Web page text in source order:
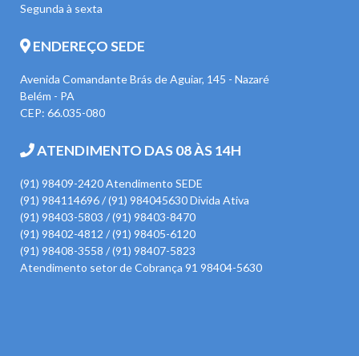
Segunda à sexta
ENDEREÇO SEDE
Avenida Comandante Brás de Aguiar, 145 - Nazaré
Belém - PA
CEP: 66.035-080
ATENDIMENTO DAS 08 ÀS 14H
(91) 98409-2420 Atendimento SEDE
(91) 984114696 / (91) 984045630 Divida Ativa
(91) 98403-5803 / (91) 98403-8470
(91) 98402-4812 / (91) 98405-6120
(91) 98408-3558 / (91) 98407-5823
Atendimento setor de Cobrança 91 98404-5630